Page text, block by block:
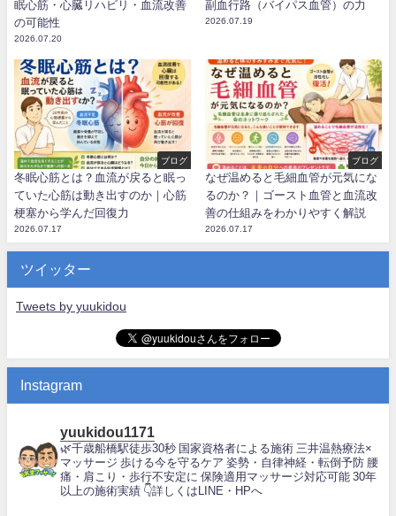
眠心筋・心臓リハビリ・血流改善
の可能性
2026.07.20
副血行路（バイパス血管）の力
2026.07.19
ブログ
冬眠心筋とは？血流が戻ると眠っ
ていた心筋は動き出すのか｜心筋
梗塞から学んだ回復力
2026.07.17
ブログ
なぜ温めると毛細血管が元気にな
るのか？｜ゴースト血管と血流改
善の仕組みをわかりやすく解説
2026.07.17
ツイッター
Tweets by yuukidou
Instagram
yuukidou1171
🌿千歳船橋駅徒歩30秒 国家資格者による施術 三井温熱療法×
マッサージ 歩ける今を守るケア 姿勢・自律神経・転倒予防 腰
痛・肩こり・歩行不安定に 保険適用マッサージ対応可能 30年
以上の施術実績 👇詳しくはLINE・HPへ